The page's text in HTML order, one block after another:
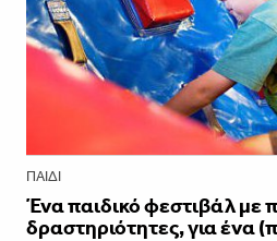
ΠΑΙΔΊ
Ένα παιδικό φεστιβάλ με
δραστηριότητες, για ένα